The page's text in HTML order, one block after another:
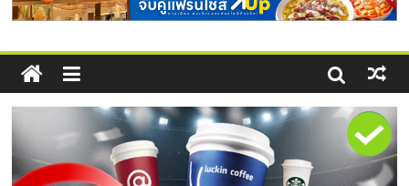
โซลูชันระบบภาพและเสียง
ข้อมูล
ธุรกิจ
SME